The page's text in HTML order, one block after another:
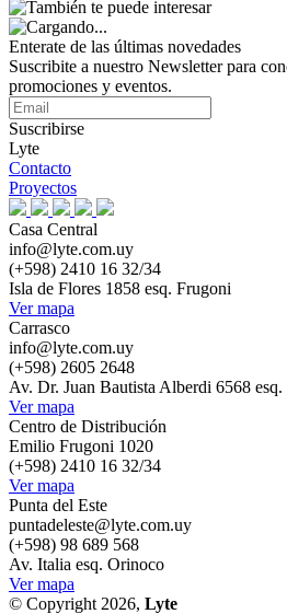
Enterate de las últimas novedades
Suscribite a nuestro Newsletter para
promociones y eventos.
Suscribirse
Lyte
Contacto
Proyectos
Casa Central
info@lyte.com.uy
(+598) 2410 16 32/34
Isla de Flores 1858 esq. Frugoni
Ver mapa
Carrasco
info@lyte.com.uy
(+598) 2605 2648
Av. Dr. Juan Bautista Alberdi 6568 esq.
Ver mapa
Centro de Distribución
Emilio Frugoni 1020
(+598) 2410 16 32/34
Ver mapa
Punta del Este
puntadeleste@lyte.com.uy
(+598) 98 689 568
Av. Italia esq. Orinoco
Ver mapa
© Copyright 2026, Lyte